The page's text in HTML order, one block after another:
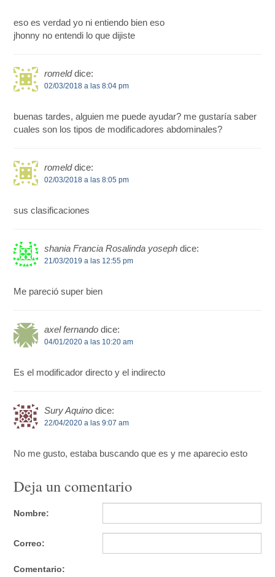
eso es verdad yo ni entiendo bien eso
jhonny no entendi lo que dijiste
romeld dice:
02/03/2018 a las 8:04 pm
buenas tardes, alguien me puede ayudar? me gustaría saber
cuales son los tipos de modificadores abdominales?
romeld dice:
02/03/2018 a las 8:05 pm
sus clasificaciones
shania Francia Rosalinda yoseph dice:
21/03/2019 a las 12:55 pm
Me pareció super bien
axel fernando dice:
04/01/2020 a las 10:20 am
Es el modificador directo y el indirecto
Sury Aquino dice:
22/04/2020 a las 9:07 am
No me gusto, estaba buscando que es y me aparecio esto
Deja un comentario
Nombre:
Correo:
Comentario: